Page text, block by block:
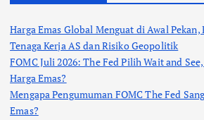
Harga Emas Global Menguat di Awal Pekan,
Tenaga Kerja AS dan Risiko Geopolitik
FOMC Juli 2026: The Fed Pilih Wait and
Harga Emas?
Mengapa Pengumuman FOMC The Fed
Emas?